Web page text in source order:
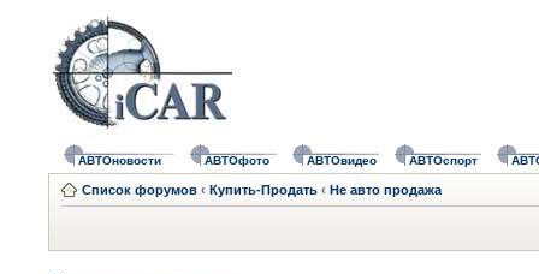
АВТОновости АВТОфото АВТОвидео АВТОспорт
Список форумов ‹ Купить-Продать ‹ Не авто продажа